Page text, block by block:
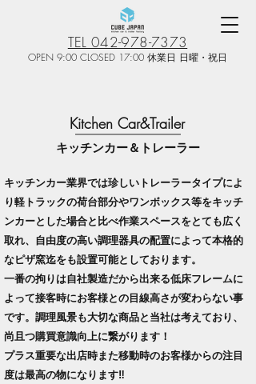
TEL 042-978-7373
OPEN 9:00 CLOSED 17:00 休業日 日曜・祝日
Kitchen Car&Trailer
​​キッチンカー＆トレーラー
キッチンカー業界では珍しいトレーラータイプによ
り軽トラックの荷台部分やワンボックス等をキッチ
ンカーとした場合と比べ作業スペースをとても広く
取れ、自由度の高い調理器具の配置によって本格的
なピザ窯迄をも設置可能としております。
一番の拘りは自社製造だから出来る低床フレームに
よって接客時にお客様との目線高さが変わらない事
です。 調理風景も大切な商品と当社は考えており、
尚且つ購買意識向上に繋がります！
プラス重要な出店時また移動時のお客様からの注目
度は最高の物になります‼